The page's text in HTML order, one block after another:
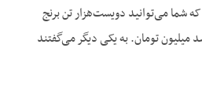
شما می‌توانید دویست‌هزار تن برنج
تومان. به یکی دیگر می‌گفتند